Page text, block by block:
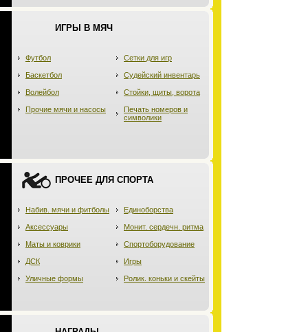
ИГРЫ В МЯЧ
Футбол
Баскетбол
Волейбол
Прочие мячи и насосы
Сетки для игр
Судейский инвентарь
Стойки, щиты, ворота
Печать номеров и
символики
ПРОЧЕЕ ДЛЯ СПОРТА
Набив. мячи и фитболы
Аксессуары
Маты и коврики
ДСК
Уличные формы
Единоборства
Монит. сердечн. ритма
Спортоборудование
Игры
Ролик. коньки и скейты